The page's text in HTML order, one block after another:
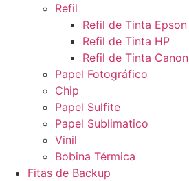
Refil
Refil de Tinta Epson
Refil de Tinta HP
Refil de Tinta Canon
Papel Fotográfico
Chip
Papel Sulfite
Papel Sublimatico
Vinil
Bobina Térmica
Fitas de Backup